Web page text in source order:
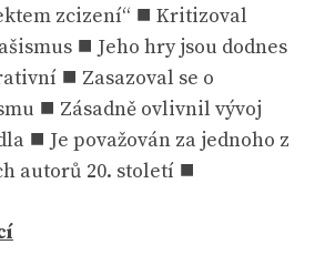
zcizení“ ⯀ Kritizoval
⯀ Jeho hry jsou dodnes
⯀ Zasazoval se o
⯀ Zásadně ovlivnil vývoj
⯀ Je považován za jednoho z
autorů 20. století ⯀